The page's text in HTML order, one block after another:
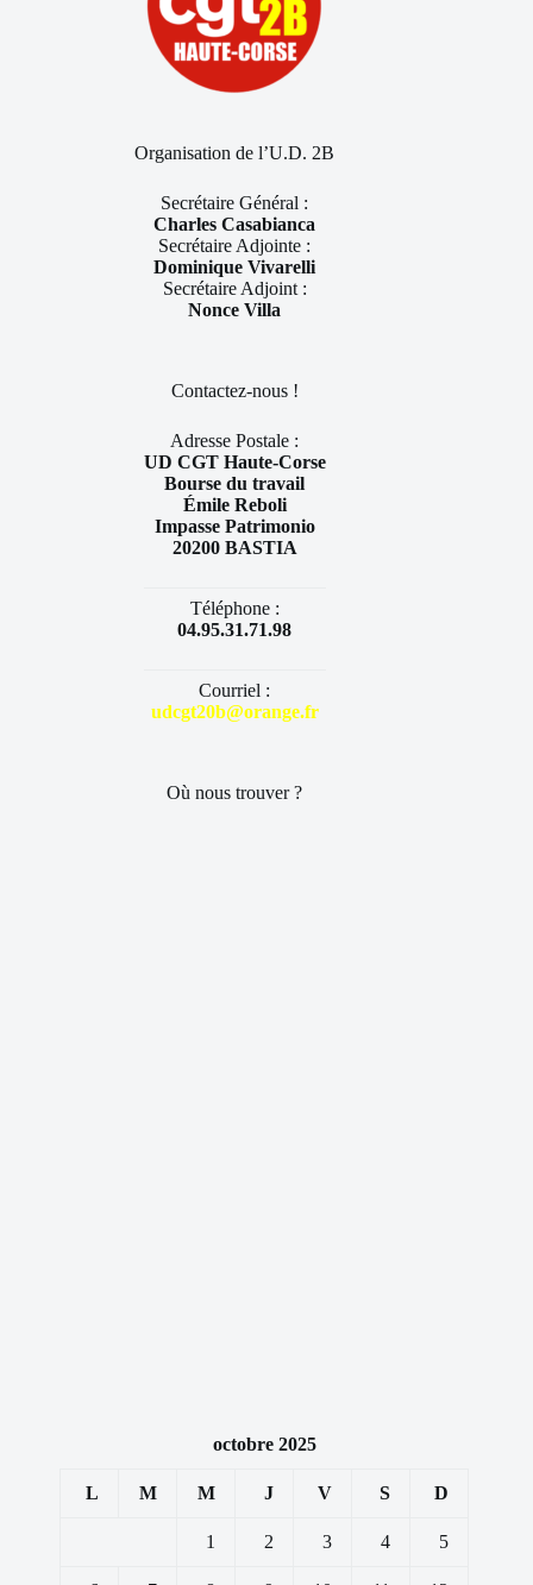
Organisation de l’U.D. 2B
Secrétaire Général :
Charles Casabianca
Secrétaire Adjointe :
Dominique Vivarelli
Secrétaire Adjoint :
Nonce Villa
Contactez-nous !
Adresse Postale :
UD CGT Haute-Corse
Bourse du travail
Émile Reboli
Impasse Patrimonio
20200 BASTIA
Téléphone :
04.95.31.71.98
Courriel :
udcgt20b@orange.fr
Où nous trouver ?
octobre 2025
L M M J V S D
1 2 3 4 5